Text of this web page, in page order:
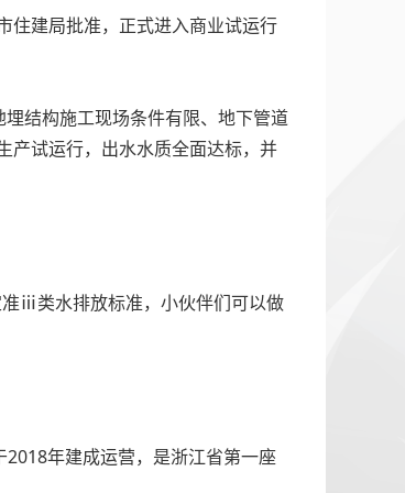
住建局批准，正式进入商业试运行
结构施工现场条件有限、地下管道
产试运行，出水水质全面达标，并
ⅲ类水排放标准，小伙伴们可以做
年建成运营，是浙江省第一座